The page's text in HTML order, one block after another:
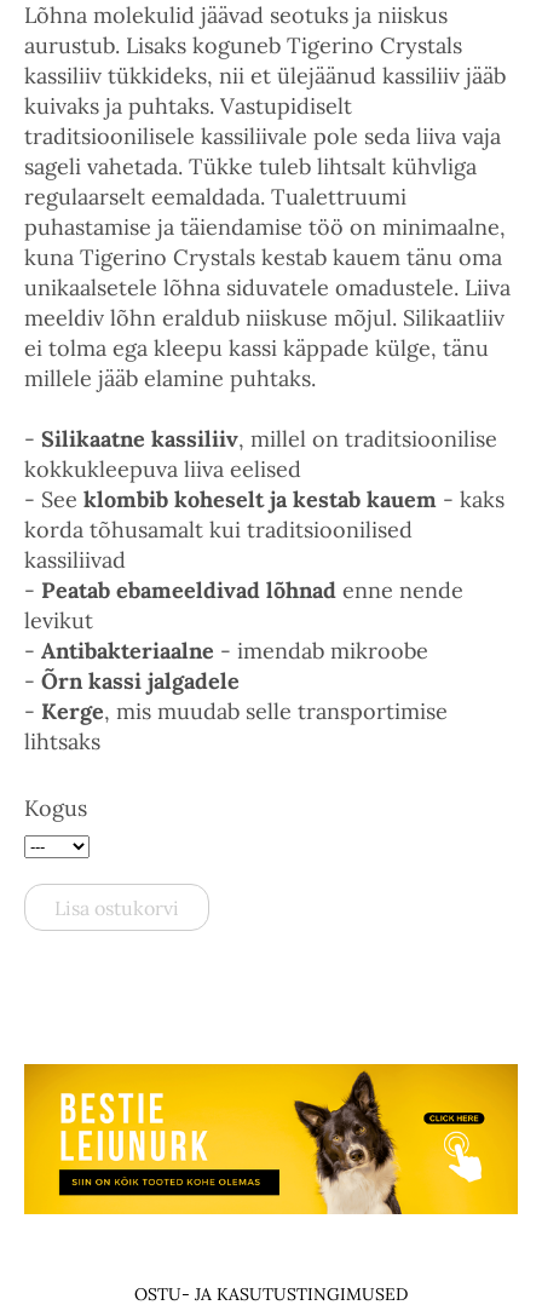
Lõhna molekulid jäävad seotuks ja niiskus
aurustub. Lisaks koguneb Tigerino Crystals
kassiliiv tükkideks, nii et ülejäänud kassiliiv jääb
kuivaks ja puhtaks. Vastupidiselt
traditsioonilisele kassiliivale pole seda liiva vaja
sageli vahetada. Tükke tuleb lihtsalt kühvliga
regulaarselt eemaldada. Tualettruumi
puhastamise ja täiendamise töö on minimaalne,
kuna Tigerino Crystals kestab kauem tänu oma
unikaalsetele lõhna siduvatele omadustele. Liiva
meeldiv lõhn eraldub niiskuse mõjul. Silikaatliiv
ei tolma ega kleepu kassi käppade külge, tänu
millele jääb elamine puhtaks.
- Silikaatne kassiliiv, millel on traditsioonilise
kokkukleepuva liiva eelised
- See klombib koheselt ja kestab kauem - kaks
korda tõhusamalt kui traditsioonilised
kassiliivad
- Peatab ebameeldivad lõhnad enne nende
levikut
- Antibakteriaalne - imendab mikroobe
- Õrn kassi jalgadele
- Kerge, mis muudab selle transportimise
lihtsaks
Kogus
Lisa ostukorvi
OSTU- JA KASUTUSTINGIMUSED